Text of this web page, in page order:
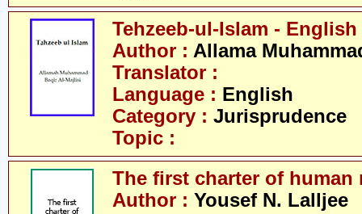
Tehzeeb-ul-Islam - English
Author : Allama
Translator :
Language : English
Category : Jurisprudence
Topic :
The first charter of human
Author : Yousef N. Lalljee